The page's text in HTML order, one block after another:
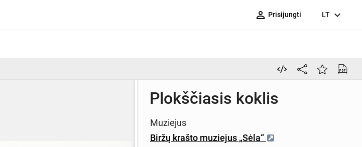
person_outline Prisijungti LT expand_more
Plokščiasis koklis
Muziejus
Biržų krašto muziejus „Sėla“